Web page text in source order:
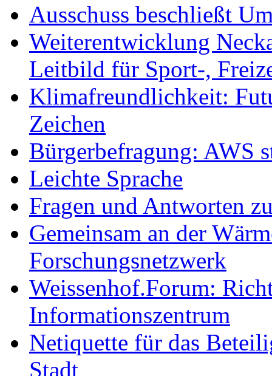
Ausschuss beschließt
Weiterentwicklung
Leitbild für Sport-,
Klimafreundlichkeit:
Zeichen
Bürgerbefragung: AWS
Leichte Sprache
Fragen und Antworten
Gemeinsam an der
Forschungsnetzwerk
Weissenhof.Forum:
Informationszentrum
Netiquette für das
Stadt